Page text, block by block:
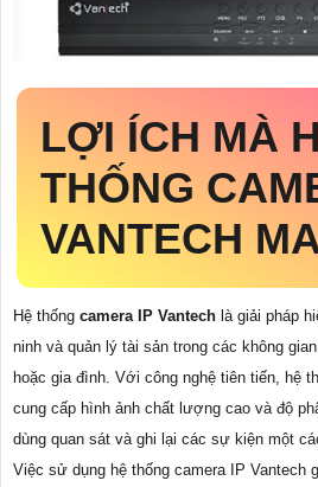
LỢI ÍCH MÀ
THỐNG
VANTECH
Hệ thống camera IP Vantech là giải pháp
ninh và quản lý tài sản trong các không
hoặc gia đình. Với công nghệ tiên tiến, hệ
cung cấp hình ảnh chất lượng cao và độ
dùng quan sát và ghi lại các sự kiện một
Việc sử dụng hệ thống camera IP Vantech